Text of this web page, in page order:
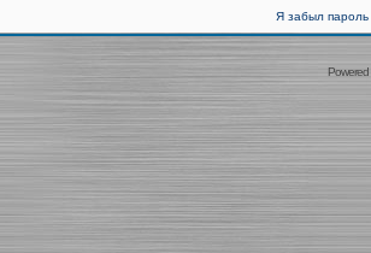
Я забыл пароль